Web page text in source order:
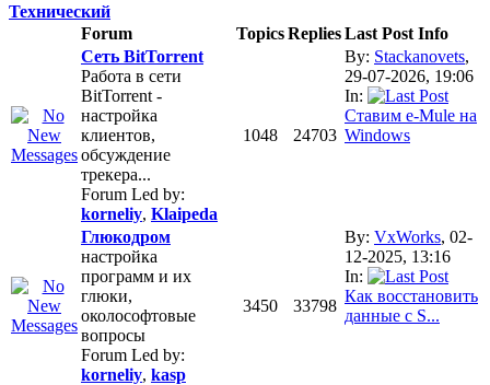
Технический
Forum
TopicsRepliesLast Post Info
Сеть BitTorrent
Работа в сети
BitTorrent -
настройка
клиентов,
обсуждение
трекера...
Forum Led by:
korneliy, Klaipeda
1048 24703
By: Stackanovets,
29-07-2026, 19:06
In:
Ставим e-Mule на
Windows
Глюкодром
настройка
программ и их
глюки,
околософтовые
вопросы
Forum Led by:
korneliy, kasp
3450 33798
By: VxWorks, 02-
12-2025, 13:16
In:
Как восстановить
данные с S...